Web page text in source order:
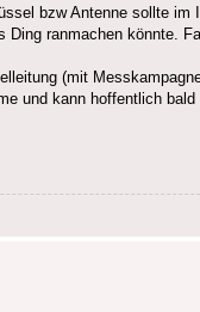
bzw Antenne sollte
ranmachen könnte.
(mit
und kann hoffentlich